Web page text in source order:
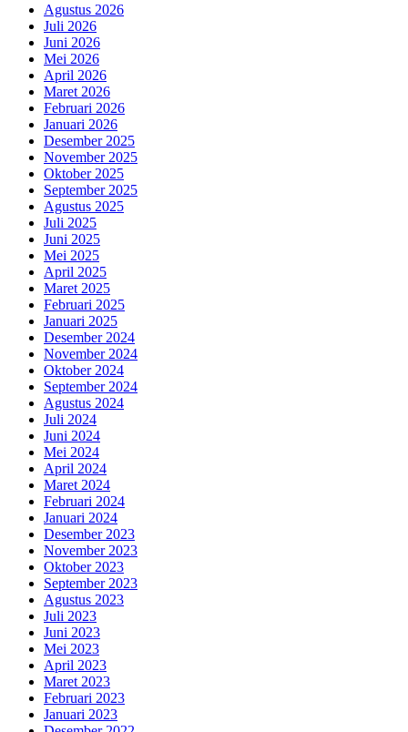
Agustus 2026
Juli 2026
Juni 2026
Mei 2026
April 2026
Maret 2026
Februari 2026
Januari 2026
Desember 2025
November 2025
Oktober 2025
September 2025
Agustus 2025
Juli 2025
Juni 2025
Mei 2025
April 2025
Maret 2025
Februari 2025
Januari 2025
Desember 2024
November 2024
Oktober 2024
September 2024
Agustus 2024
Juli 2024
Juni 2024
Mei 2024
April 2024
Maret 2024
Februari 2024
Januari 2024
Desember 2023
November 2023
Oktober 2023
September 2023
Agustus 2023
Juli 2023
Juni 2023
Mei 2023
April 2023
Maret 2023
Februari 2023
Januari 2023